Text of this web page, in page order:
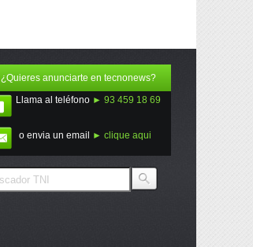
¿Quieres anunciarte en tecnonews?
Llama al teléfono ► 93 459 18 69
o envia un email ► clique aqui